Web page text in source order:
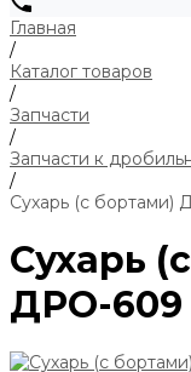
Главная
/
Каталог товаров
/
Запчасти
/
Запчасти к
/
Сухарь (с бортами)
Сухарь
ДРО-609